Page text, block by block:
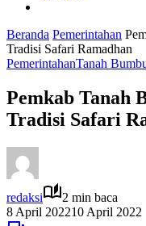
Beranda Pemerintahan
Tradisi Safari Ramadhan
PemerintahanTanah
Pemkab Tanah
Tradisi Safari
redaksi
2 min baca
8 April 202210 April 2022